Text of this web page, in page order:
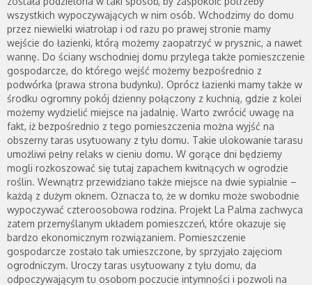
wszystkich wypoczywających w nim osób. Wchodzimy do domu
przez niewielki wiatrołap i od razu po prawej stronie mamy
wejście do łazienki, którą możemy zaopatrzyć w prysznic, a nawet
wannę. Do ściany wschodniej domu przylega także pomieszczenie
gospodarcze, do którego wejść możemy bezpośrednio z
podwórka (prawa strona budynku). Oprócz łazienki mamy także w
środku ogromny pokój dzienny połączony z kuchnią, gdzie z kolei
możemy wydzielić miejsce na jadalnię. Warto zwrócić uwagę na
fakt, iż bezpośrednio z tego pomieszczenia można wyjść na
obszerny taras usytuowany z tyłu domu. Takie ulokowanie tarasu
umożliwi pełny relaks w cieniu domu. W gorące dni będziemy
mogli rozkoszować się tutaj zapachem kwitnących w ogrodzie
roślin. Wewnątrz przewidziano także miejsce na dwie sypialnie –
każdą z dużym oknem. Oznacza to, że w domku może swobodnie
wypoczywać czteroosobowa rodzina. Projekt La Palma zachwyca
zatem przemyślanym układem pomieszczeń, które okazuje się
bardzo ekonomicznym rozwiązaniem. Pomieszczenie
gospodarcze zostało tak umieszczone, by sprzyjało zajęciom
ogrodniczym. Uroczy taras usytuowany z tyłu domu, da
odpoczywającym tu osobom poczucie intymności i pozwoli na